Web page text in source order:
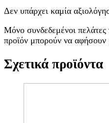
Δεν υπάρχει καμία
Μόνο συνδεδεμένοι
προϊόν μπορούν να αφήσουν
Σχετικά προϊόντα